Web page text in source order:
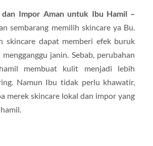
dan Impor Aman untuk Ibu Hamil –
sembarang memilih skincare ya Bu.
skincare dapat memberi efek buruk
janin. Sebab, perubahan
membuat kulit menjadi lebih
Namun Ibu tidak perlu khawatir,
merek skincare lokal dan impor yang